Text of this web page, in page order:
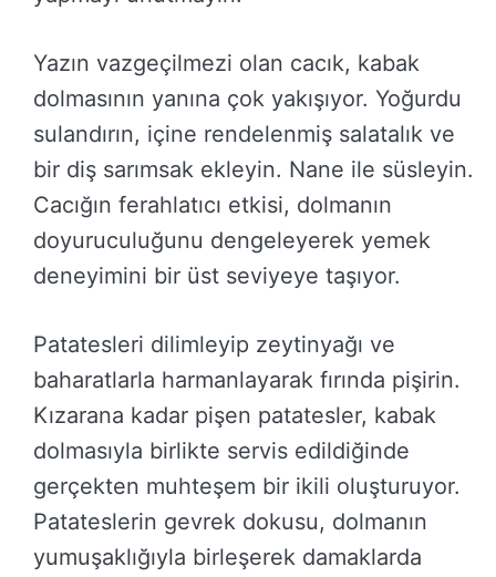
Yazın vazgeçilmezi olan cacık, kabak
dolmasının yanına çok yakışıyor. Yoğurdu
sulandırın, içine rendelenmiş salatalık ve
bir diş sarımsak ekleyin. Nane ile süsleyin.
Cacığın ferahlatıcı etkisi, dolmanın
doyuruculuğunu dengeleyerek yemek
deneyimini bir üst seviyeye taşıyor.
Patatesleri dilimleyip zeytinyağı ve
baharatlarla harmanlayarak fırında pişirin.
Kızarana kadar pişen patatesler, kabak
dolmasıyla birlikte servis edildiğinde
gerçekten muhteşem bir ikili oluşturuyor.
Patateslerin gevrek dokusu, dolmanın
yumuşaklığıyla birleşerek damaklarda